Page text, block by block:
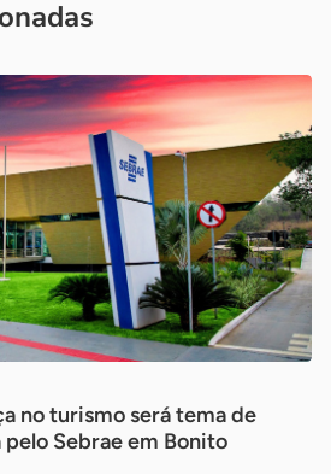
no turismo será tema de
Sebrae em Bonito